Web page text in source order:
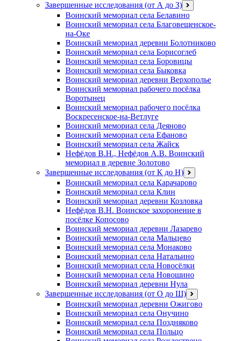
Завершенные исследования (от А до З) открыть
меню
Воинский мемориал села Белавино
Воинский мемориал села Благовещенское-
на-Оке
Воинский мемориал деревни Болотниково
Воинский мемориал села Борисоглеб
Воинский мемориал села Боровицы
Воинский мемориал села Быковка
Воинский мемориал деревни Верхополье
Воинский мемориал рабочего посёлка
Воротынец
Воинский мемориал рабочего посёлка
Воскресенское-на-Ветлуге
Воинский мемориал села Деяново
Воинский мемориал села Ефаново
Воинский мемориал села Жайск
Нефёдов В.Н., Нефёдов А.В. Воинский
мемориал в деревне Золотово
Завершенные исследования (от К до Н) открыть
меню
Воинский мемориал села Карачарово
Воинский мемориал села Клин
Воинский мемориал деревни Козловка
Нефёдов В.Н. Воинское захоронение в
посёлке Копосово
Воинский мемориал деревни Лазарево
Воинский мемориал села Мальцево
Воинский мемориал села Монаково
Воинский мемориал села Натальино
Воинский мемориал села Новосёлки
Воинский мемориал села Новошино
Воинский мемориал деревни Нула
Завершенные исследования (от О до Ш) открыть
меню
Воинский мемориал деревни Ожигово
Воинский мемориал села Онучино
Воинский мемориал села Поздняково
Воинский мемориал села Польцо